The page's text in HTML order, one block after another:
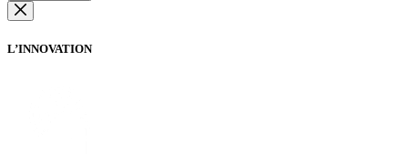
L’INNOVATION